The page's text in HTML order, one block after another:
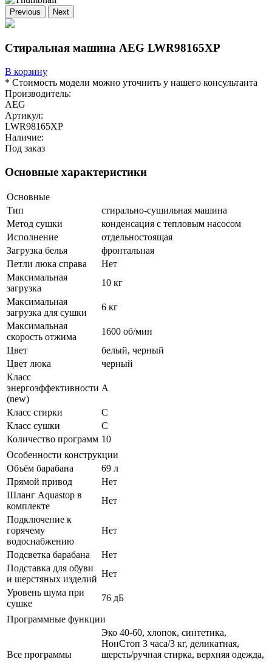
Previous Next
Стиральная машина AEG LWR98165XP
В корзину
* Стоимость модели можно уточнить у нашего консультанта
Производитель:
AEG
Артикул:
LWR98165XP
Наличие:
Под заказ
Основные характеристики
Основные
Тип
стирально-сушильная машина
Метод сушки
конденсация с тепловым насосом
Исполнение
отдельностоящая
Загрузка белья
фронтальная
Петли люка справа
Нет
Максимальная
загрузка
10 кг
Максимальная
загрузка для сушки
6 кг
Максимальная
скорость отжима
1600 об/мин
Цвет
белый, черный
Цвет люка
черный
Класс
энергоэффективности
(new)
A
Класс стирки
C
Класс сушки
C
Количество программ 10
Особенности конструкции
Объём барабана
69 л
Прямой привод
Нет
Шланг Aquastop в
комплекте
Нет
Подключение к
горячему
водоснабжению
Нет
Подсветка барабана
Нет
Подставка для обуви
и шерстяных изделий
Нет
Уровень шума при
сушке
76 дБ
Программные функции
Все программы
Эко 40-60, хлопок, синтетика,
НонСтоп 3 часа/3 кг, деликатная,
шерсть/ручная стирка, верхняя одежда,